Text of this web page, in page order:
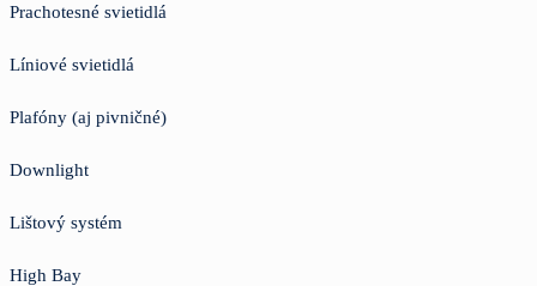
Prachotesné svietidlá
Líniové svietidlá
Plafóny (aj pivničné)
Downlight
Lištový systém
High Bay